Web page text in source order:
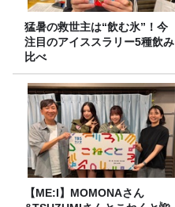
猛暑の救世主は“飲む氷”！今
注目のアイススラリー5種飲み
比べ
【ME:I】MOMONAさん